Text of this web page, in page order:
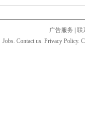
广告服务
联
Jobs. Contact us. Privacy Policy.